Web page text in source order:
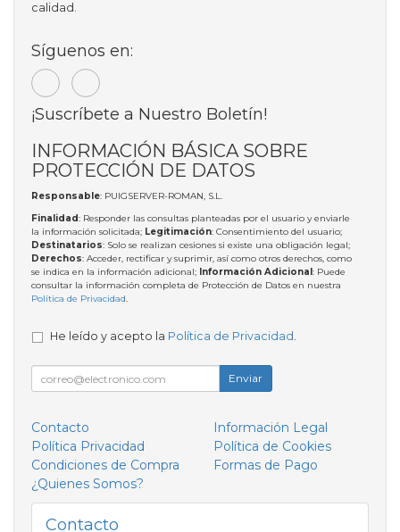
calidad.
Síguenos en:
¡Suscríbete a Nuestro Boletín!
INFORMACIÓN BÁSICA SOBRE
PROTECCIÓN DE DATOS
Responsable: PUIGSERVER-ROMAN, S.L.
Finalidad: Responder las consultas planteadas por el usuario y enviarle
la información solicitada; Legitimación: Consentimiento del usuario;
Destinatarios: Solo se realizan cesiones si existe una obligación legal;
Derechos: Acceder, rectificar y suprimir, así como otros derechos, como
se indica en la información adicional; Información Adicional : Puede
consultar la información completa de Protección de Datos en nuestra
Política de Privacidad.
He leído y acepto la Política de Privacidad .
Enviar
Contacto
Información Legal
Política Privacidad
Política de Cookies
Condiciones de Compra
Formas de Pago
¿Quienes Somos?
Contacto